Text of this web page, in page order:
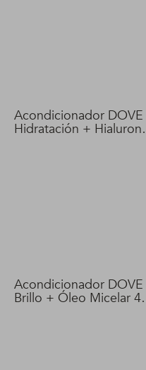
Acondicionador DOVE
Hidratación + Hialuron
Acondicionador DOVE
Brillo + Óleo Micelar